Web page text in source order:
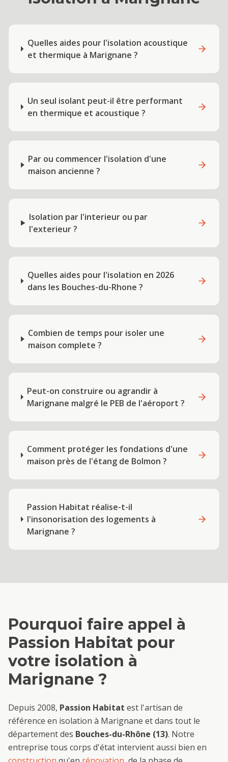
Quelles aides pour l'isolation acoustique
et thermique à Marignane ?
Un seul isolant peut-il être performant
en thermique et acoustique ?
Par ou commencer l'isolation d'une
maison ancienne ?
Isolation par l'interieur ou par
l'exterieur ?
Quelles aides pour l'isolation en 2026
dans les Bouches-du-Rhone ?
Combien de temps pour isoler une
maison complete ?
Peut-on construire ou agrandir à
Marignane malgré le PEB de l'aéroport ?
Comment protéger les fondations d'une
maison près de l'étang de Bolmon ?
Passion Habitat réalise-t-il
l'insonorisation des logements à
Marignane ?
Pourquoi faire appel à
Passion Habitat pour
votre isolation à
Marignane ?
Depuis 2008, Passion Habitat est l'artisan de
référence en isolation à Marignane et dans tout le
département des Bouches-du-Rhône (13). Notre
entreprise tous corps d'état intervient aussi bien en